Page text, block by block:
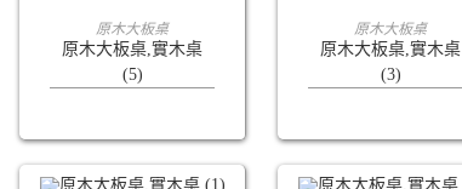
查看內容
原木大板桌
原木大板桌,實木桌
(5)
查看內容
原木大板桌
原木大板桌,實木桌
(3)